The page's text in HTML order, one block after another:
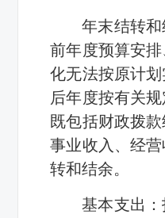
年末结转
前年度预算安
化无法按原计
后年度按有关
既包括财政拨
事业收入、经
转和结余。
基本支出